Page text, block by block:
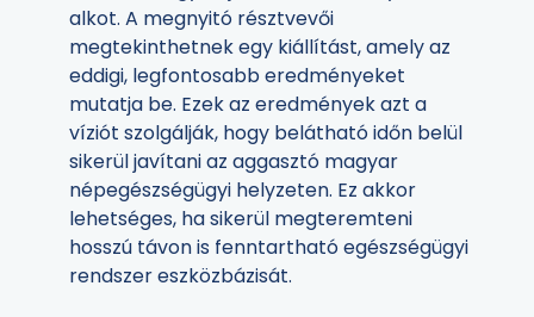
alkot. A megnyitó résztvevői
megtekinthetnek egy kiállítást, amely az
eddigi, legfontosabb eredményeket
mutatja be. Ezek az eredmények azt a
víziót szolgálják, hogy belátható időn belül
sikerül javítani az aggasztó magyar
népegészségügyi helyzeten. Ez akkor
lehetséges, ha sikerül megteremteni
hosszú távon is fenntartható egészségügyi
rendszer eszközbázisát.